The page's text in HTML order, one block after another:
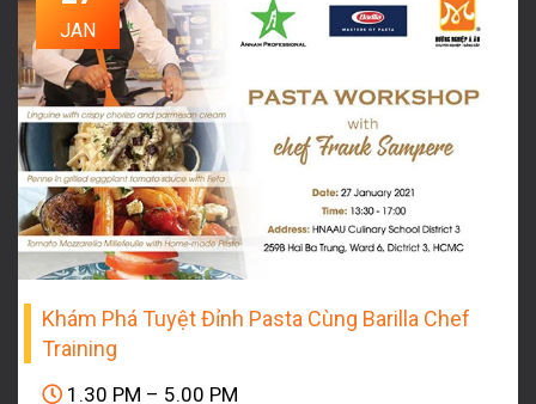
JAN
Khám Phá Tuyệt Đỉnh Pasta Cùng Barilla Chef
Training
1.30 PM – 5.00 PM